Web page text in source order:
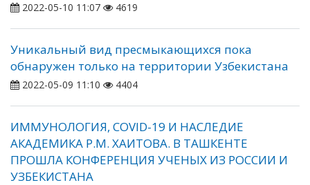
2022-05-10 11:07 4619
Уникальный вид пресмыкающихся пока
обнаружен только на территории Узбекистана
2022-05-09 11:10 4404
ИММУНОЛОГИЯ, COVID-19 И НАСЛЕДИЕ
АКАДЕМИКА Р.М. ХАИТОВА. В ТАШКЕНТЕ
ПРОШЛА КОНФЕРЕНЦИЯ УЧЕНЫХ ИЗ РОССИИ И
УЗБЕКИСТАНА